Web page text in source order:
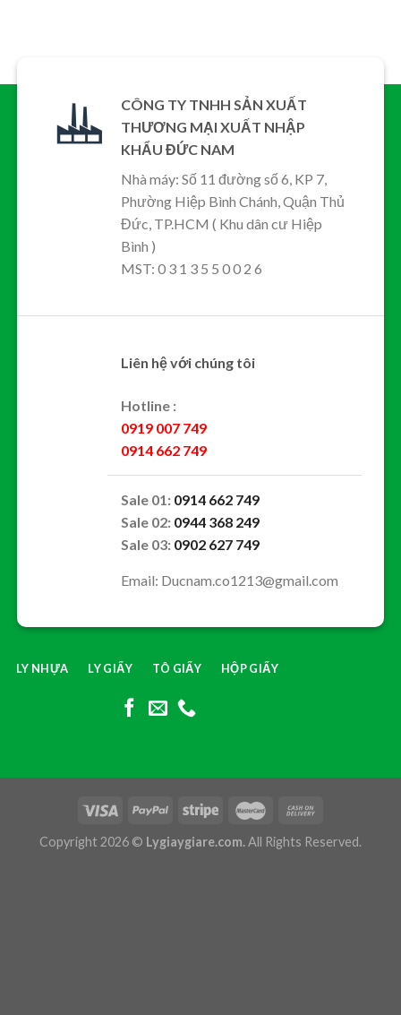
CÔNG TY TNHH SẢN XUẤT
THƯƠNG MẠI XUẤT NHẬP
KHẨU ĐỨC NAM
Nhà máy: Số 11 đường số 6, KP 7,
Phường Hiệp Bình Chánh, Quận Thủ
Đức, TP.HCM ( Khu dân cư Hiệp
Bình )
MST: 0 3 1 3 5 5 0 0 2 6
Liên hệ với chúng tôi
Hotline :
0919 007 749
0914 662 749
Sale 01: 0914 662 749
Sale 02: 0944 368 249
Sale 03: 0902 627 749
Email: Ducnam.co1213@gmail.com
LY NHỰA LY GIẤY TÔ GIẤY HỘP GIẤY
Copyright 2026 © Lygiaygiare.com.All Rights Reserved.